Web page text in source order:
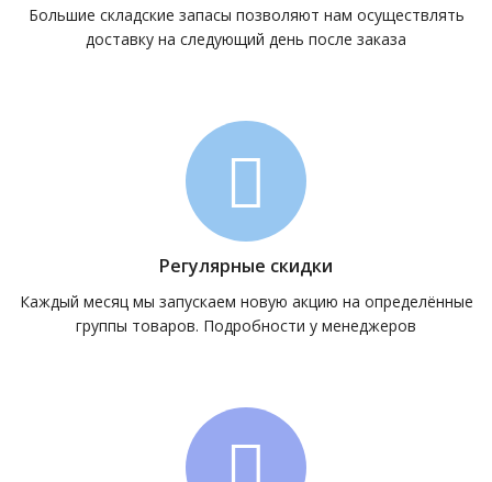
Большие складские запасы позволяют нам осуществлять
доставку на следующий день после заказа
Регулярные скидки
Каждый месяц мы запускаем новую акцию на определённые
группы товаров. Подробности у менеджеров